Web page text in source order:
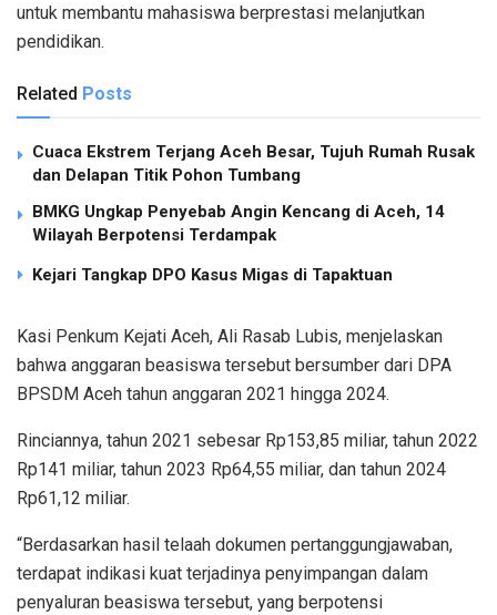
untuk membantu mahasiswa berprestasi melanjutkan
pendidikan.
Related Posts
Cuaca Ekstrem Terjang Aceh Besar, Tujuh Rumah Rusak
dan Delapan Titik Pohon Tumbang
BMKG Ungkap Penyebab Angin Kencang di Aceh, 14
Wilayah Berpotensi Terdampak
Kejari Tangkap DPO Kasus Migas di Tapaktuan
Kasi Penkum Kejati Aceh, Ali Rasab Lubis, menjelaskan
bahwa anggaran beasiswa tersebut bersumber dari DPA
BPSDM Aceh tahun anggaran 2021 hingga 2024.
Rinciannya, tahun 2021 sebesar Rp153,85 miliar, tahun 2022
Rp141 miliar, tahun 2023 Rp64,55 miliar, dan tahun 2024
Rp61,12 miliar.
“Berdasarkan hasil telaah dokumen pertanggungjawaban,
terdapat indikasi kuat terjadinya penyimpangan dalam
penyaluran beasiswa tersebut, yang berpotensi